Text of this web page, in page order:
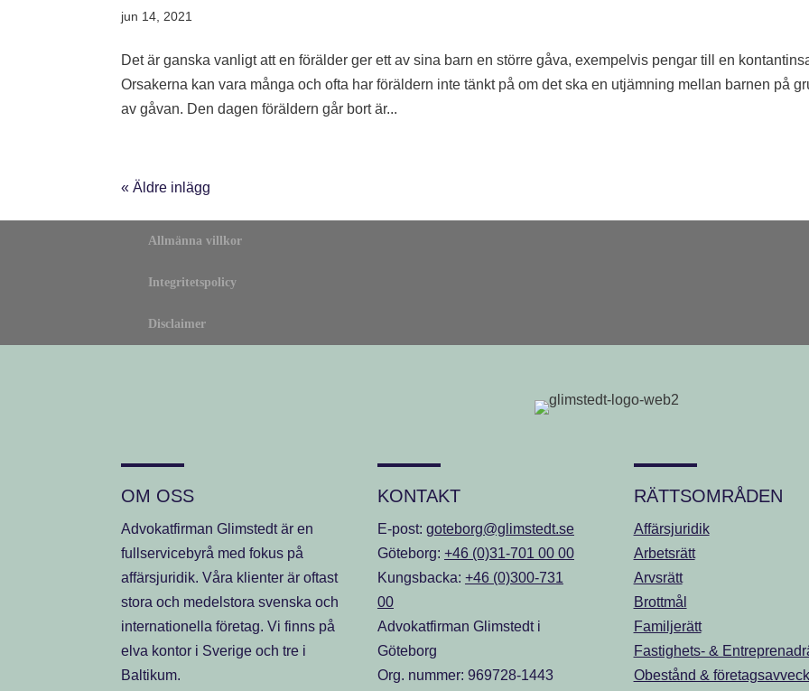
jun 14, 2021
Det är ganska vanligt att en förälder ger ett av sina barn en större gåva, exempelvis pengar till en
Orsakerna kan vara många och ofta har föräldern inte tänkt på om det ska en utjämning mellan barnen på
av gåvan. Den dagen föräldern går bort är...
« Äldre inlägg
Allmänna villkor
Integritetspolicy
Disclaimer
OM OSS
Advokatfirman Glimstedt är en
fullservicebyrå med fokus på
affärsjuridik. Våra klienter är oftast
stora och medelstora svenska och
internationella företag. Vi finns på
elva kontor i Sverige och tre i
Baltikum.
KONTAKT
E-post: goteborg@glimstedt.se
Göteborg: +46 (0)31-701 00 00
Kungsbacka: +46 (0)300-731
00
Advokatfirman Glimstedt i
Göteborg
Org. nummer: 969728-1443
RÄTTSOMRÅDEN
Affärsjuridik
Arbetsrätt
Arvsrätt
Brottmål
Familjerätt
Fastighets- &
Obestånd &